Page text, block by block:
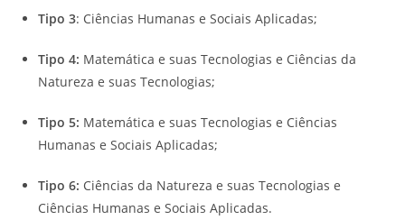
Tipo 3: Ciências Humanas e Sociais Aplicadas;
Tipo 4: Matemática e suas Tecnologias e Ciências da
Natureza e suas Tecnologias;
Tipo 5: Matemática e suas Tecnologias e Ciências
Humanas e Sociais Aplicadas;
Tipo 6: Ciências da Natureza e suas Tecnologias e
Ciências Humanas e Sociais Aplicadas.